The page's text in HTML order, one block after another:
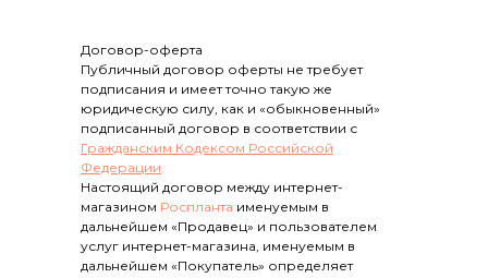
Договор-оферта
Публичный договор оферты не требует
подписания и имеет точно такую же
юридическую силу, как и «обыкновенный»
подписанный договор в соответствии с
Гражданским Кодексом Российской
Федерации.
Настоящий договор между интернет-
магазином Роспланта именуемым в
дальнейшем «Продавец» и пользователем
услуг интернет-магазина, именуемым в
дальнейшем «Покупатель» определяет